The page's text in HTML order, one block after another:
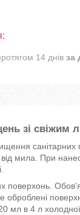
14 днів за
зі свіжим
санітарних
мила. При
поверхонь.
мл в 4 л